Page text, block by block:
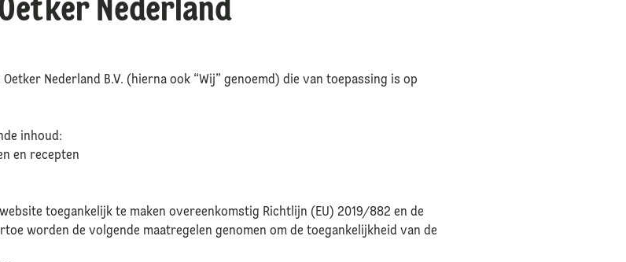
Nederland
Nederland B.V. (hierna ook “Wij” genoemd) die van toepassing is op
inhoud:
en recepten
toegankelijk te maken overeenkomstig Richtlijn (EU) 2019/882 en de
worden de volgende maatregelen genomen om de toegankelijkheid van de